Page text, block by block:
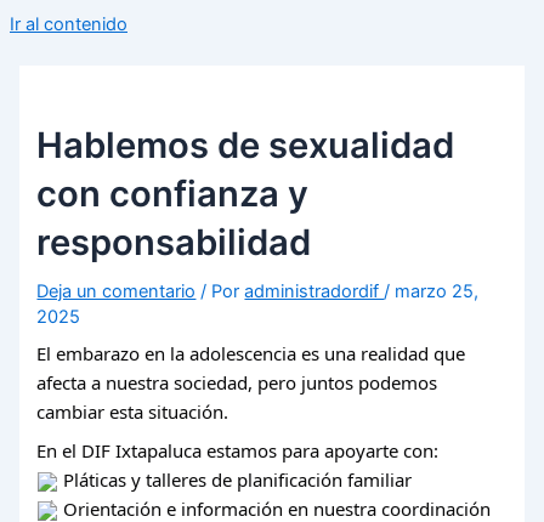
Ir al contenido
Hablemos de sexualidad
con confianza y
responsabilidad
Deja un comentario / Poradministradordif/ marzo 25,
2025
El embarazo en la adolescencia es una realidad que
afecta a nuestra sociedad, pero juntos podemos
cambiar esta situación.
En el DIF Ixtapaluca estamos para apoyarte con:
Pláticas y talleres de planificación familiar
Orientación e información en nuestra coordinación